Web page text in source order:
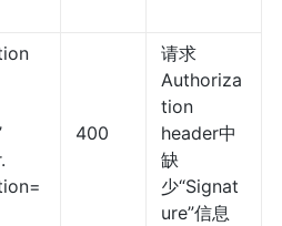
400
请求
Authoriza
tion
header中
缺
少“Signat
ure”信息